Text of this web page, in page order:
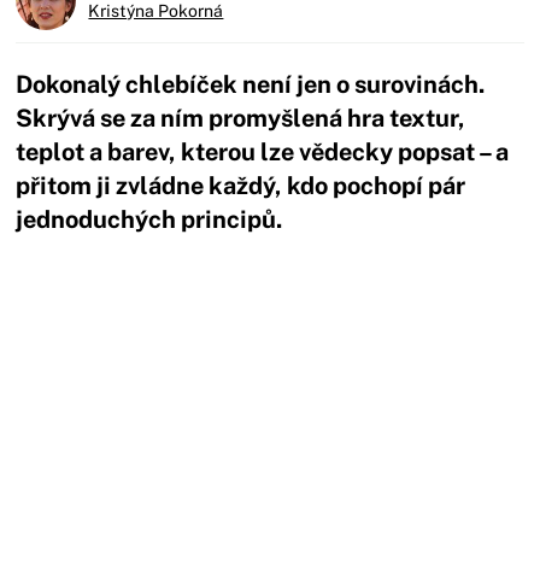
Kristýna Pokorná
Dokonalý chlebíček není jen o surovinách.
Skrývá se za ním promyšlená hra textur,
teplot a barev, kterou lze vědecky popsat – a
přitom ji zvládne každý, kdo pochopí pár
jednoduchých principů.